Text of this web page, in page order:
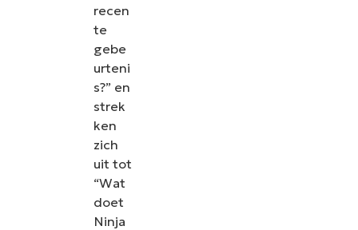
recen
te
gebe
urteni
s?” en
strek
ken
zich
uit tot
“Wat
doet
Ninja